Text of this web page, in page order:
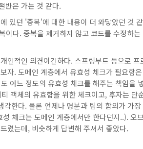
반은 가는 것 같다.
있던 '중복'에 대한 내용이 더 와닿았던 것 같
이다. 중복을 제거하지 않고 코드를 수정하는
인적인 의견이긴하다. 스프링부트 등으로 프
. 도메인 계층에서 유효성 체크가 필요함은
느 정도의 유효성 체크를 해주는 책임을
객체의 유효함을 위한 체크이고, 후자는 단
한다. 물론 언제나 명분과 팀의 합의가 가장
체크는 도메인 계층에서만 한다던지..). 오브
렸는데, 비슷하게 답변해 주셔서 좋았다.